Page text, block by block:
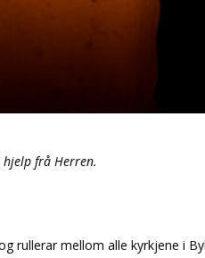
frå Herren.
rullerar mellom alle kyrkjene i